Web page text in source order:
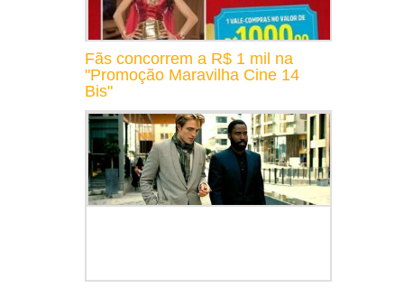
Fãs concorrem a R$ 1 mil na
"Promoção Maravilha Cine 14
Bis"